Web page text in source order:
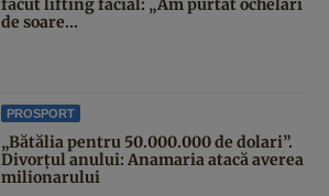
făcut lifting facial: „Am purtat ochelari
de soare...
PROSPORT
„Bătălia pentru 50.000.000 de dolari”.
Divorțul anului: Anamaria atacă averea
milionarului